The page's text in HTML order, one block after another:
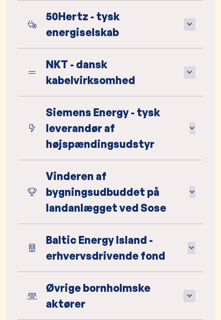
50Hertz - tysk
energiselskab
NKT - dansk
kabelvirksomhed
Siemens Energy - tysk
leverandør af
højspændingsudstyr
Vinderen af
bygningsudbuddet på
landanlægget ved Sose
Baltic Energy Island -
erhvervsdrivende fond
Øvrige bornholmske
aktører